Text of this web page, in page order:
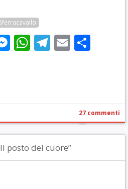
Messenger
WhatsApp
Telegram
Email
27 commenti
posto del cuore”